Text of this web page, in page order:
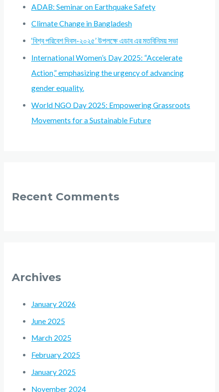
ADAB: Seminar on Earthquake Safety
Climate Change in Bangladesh
‘বিশ্ব পরিবেশ দিবস-২০২৫’ উপলক্ষে এডাব এর মতবিনিময় সভা
International Women’s Day 2025: “Accelerate
Action,” emphasizing the urgency of advancing
gender equality.
World NGO Day 2025: Empowering Grassroots
Movements for a Sustainable Future
Recent Comments
Archives
January 2026
June 2025
March 2025
February 2025
January 2025
November 2024